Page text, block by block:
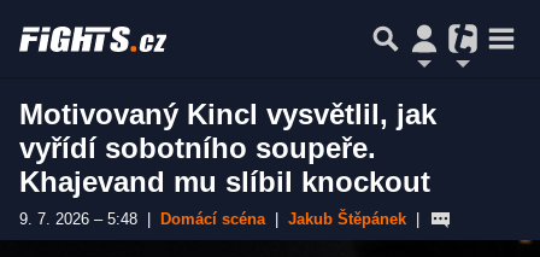
Motivovaný Kincl vysvětlil, jak
vyřídí sobotního soupeře.
Khajevand mu slíbil knockout
9. 7. 2026 – 5:48 Domácí scéna Jakub Štěpánek